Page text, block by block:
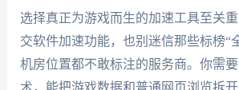
选择真正为游戏而生的加速工具至关
交软件加速功能，也别迷信那些标榜“
机房位置都不敢标注的服务商。你需